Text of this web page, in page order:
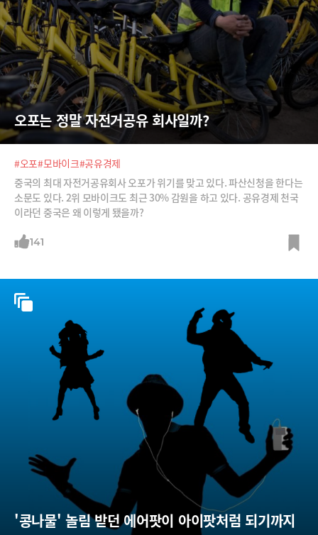
오포는 정말 자전거공유 회사일까?
#오포#모바이크#공유경제
중국의 최대 자전거공유회사 오포가 위기를 맞고 있다. 파산신청을 한다는
소문도 있다. 2위 모바이크도 최근 30% 감원을 하고 있다. 공유경제 천국
이라던 중국은 왜 이렇게 됐을까?
141
'콩나물' 놀림 받던 에어팟이 아이팟처럼 되기까지